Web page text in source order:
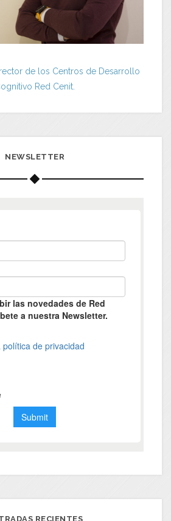
de los Centros de Desarrollo
Red Cenit.
NEWSLETTER
RECIENTES